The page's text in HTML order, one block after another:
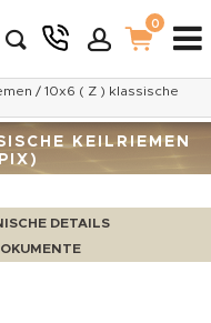
0
/ 10x6 ( Z ) klassische
KEILRIEMEN
DETAILS